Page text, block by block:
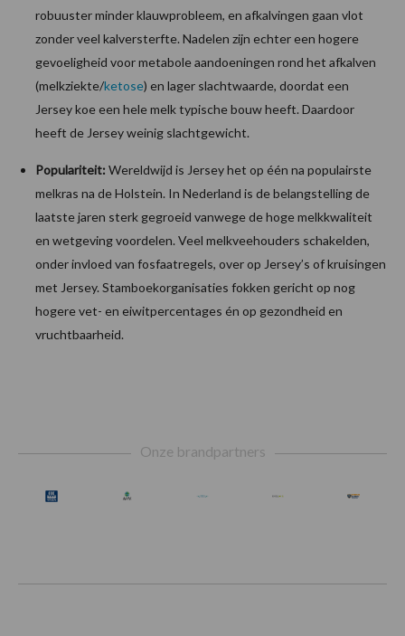
robuuster minder klauwprobleem, en afkalvingen gaan vlot
zonder veel kalversterfte. Nadelen zijn echter een hogere
gevoeligheid voor metabole aandoeningen rond het afkalven
(melkziekte/ketose) en lager slachtwaarde, doordat een
Jersey koe een hele melk typische bouw heeft. Daardoor
heeft de Jersey weinig slachtgewicht.
Populariteit: Wereldwijd is Jersey het op één na populairste
melkras na de Holstein. In Nederland is de belangstelling de
laatste jaren sterk gegroeid vanwege de hoge melkkwaliteit
en wetgeving voordelen. Veel melkveehouders schakelden,
onder invloed van fosfaatregels, over op Jersey’s of kruisingen
met Jersey. Stamboekorganisaties fokken gericht op nog
hogere vet- en eiwitpercentages én op gezondheid en
vruchtbaarheid.
Onze brandpartners